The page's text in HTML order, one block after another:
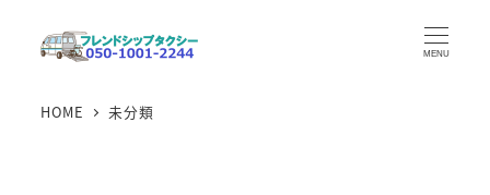
MENU
HOME 未分類